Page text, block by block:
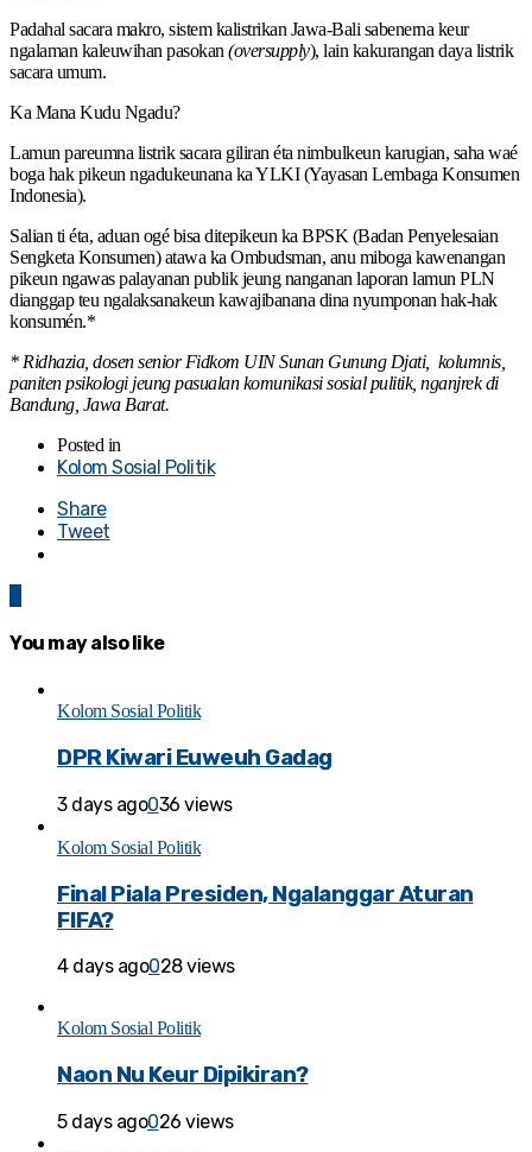
Padahal sacara makro, sistem kalistrikan Jawa-Bali sabenerna keur
ngalaman kaleuwihan pasokan (oversupply), lain kakurangan daya listrik
sacara umum.
Ka Mana Kudu Ngadu?
Lamun pareumna listrik sacara giliran éta nimbulkeun karugian, saha waé
boga hak pikeun ngadukeunana ka YLKI (Yayasan Lembaga Konsumen
Indonesia).
Salian ti éta, aduan ogé bisa ditepikeun ka BPSK (Badan Penyelesaian
Sengketa Konsumen) atawa ka Ombudsman, anu miboga kawenangan
pikeun ngawas palayanan publik jeung nanganan laporan lamun PLN
dianggap teu ngalaksanakeun kawajibanana dina nyumponan hak-hak
konsumén.*
* Ridhazia, dosen senior Fidkom UIN Sunan Gunung Djati, kolumnis,
paniten psikologi jeung pasualan komunikasi sosial pulitik, nganjrek di
Bandung, Jawa Barat.
Posted in
Kolom Sosial Politik
Share
Tweet
You may also like
Kolom Sosial Politik
DPR Kiwari Euweuh Gadag
3 days ago036 views
Kolom Sosial Politik
Final Piala Presiden, Ngalanggar Aturan
FIFA?
4 days ago028 views
Kolom Sosial Politik
Naon Nu Keur Dipikiran?
5 days ago026 views